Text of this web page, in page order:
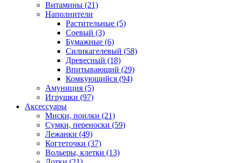
Витамины (21)
Наполнители
Растительные (5)
Соевый (3)
Бумажные (6)
Силикагелевый (58)
Древесный (18)
Впитывающий (29)
Комкующийся (94)
Амуниция (5)
Игрушки (97)
Аксессуары
Миски, поилки (21)
Сумки, переноски (59)
Лежанки (49)
Когтеточки (37)
Вольеры, клетки (13)